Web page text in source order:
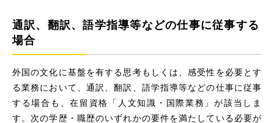
通訳、翻訳、語学指導等などの仕事に従事する
場合
外国の文化に基盤を有する思考もしくは、感受性を必要とす
る業務において、通訳、翻訳、語学指導等などの仕事に従事
する場合も、在留資格「人文知識・国際業務」が該当しま
す。次の学歴・職歴のいずれかの要件を満たしている必要が